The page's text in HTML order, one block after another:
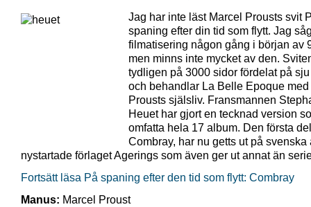
Jag har inte läst Marcel Prousts svit
spaning efter din tid som flytt. Jag
filmatisering någon gång i början av
men minns inte mycket av den.
tydligen på 3000 sidor fördelat på
och behandlar La Belle Epoque
Prousts själsliv. Fransmannen
Heuet har gjort en tecknad version
omfatta hela 17 album. Den första
Combray, har nu getts ut på svenska
nystartade förlaget Agerings som även ger ut annat än
Fortsätt läsa På spaning efter den tid som flytt: Combray
Manus: Marcel Proust